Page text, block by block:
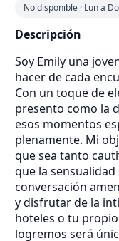
No disponible · Lun a
Descripción
Soy Emily una
hacer de cada
Con un toque de
presento como la
esos momentos
plenamente. Mi
que sea tanto
que la
conversación
y disfrutar de la
hoteles o tu
logremos será